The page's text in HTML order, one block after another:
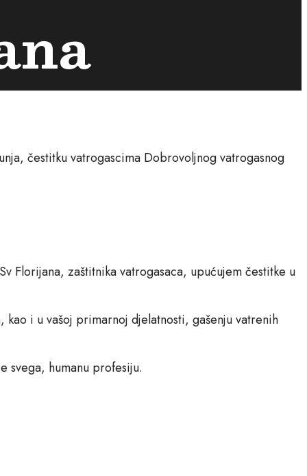
čestitku vatrogascima Dobrovoljnog vatrogasnog
Florijana, zaštitnika vatrogasaca, upućujem čestitke u
i u vašoj primarnoj djelatnosti, gašenju vatrenih
svega, humanu profesiju.